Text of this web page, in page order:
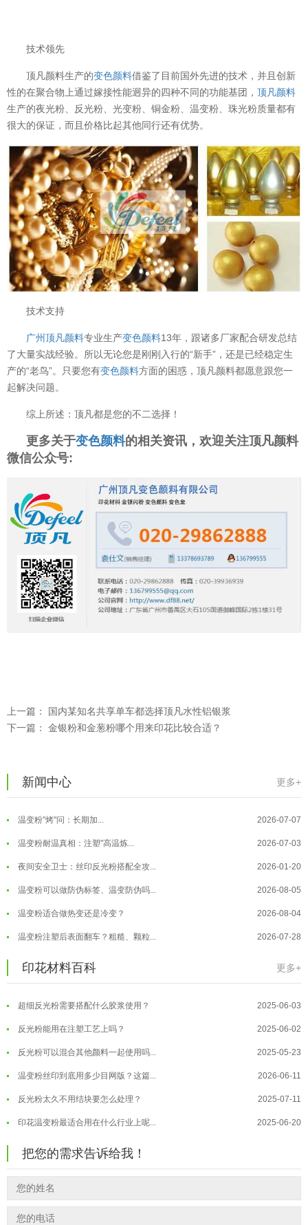
技术领先
顶凡颜料生产的变色颜料借鉴了目前国外先进的技术，并且创新
性的在聚合物上通过嫁接性能迥异的四种不同的功能基团， 顶凡颜料
生产的夜光粉、反光粉、光变粉、铜金粉、温变粉、珠光粉质量都有
很大的保证，而且价格比起其他同行还有优势。
技术支持
广州顶凡颜料专业生产变色颜料13年，跟诸多厂家配合研发总结
了大量实战经验。所以无论您是刚刚入行的“新手”，还是已经稳定生
产的“老鸟”。只要您有变色颜料方面的困惑，顶凡颜料都愿意跟您一
起解决问题。
综上所述：顶凡都是您的不二选择！
更多关于变色颜料的相关资讯，欢迎关注顶凡颜料
微信公众号:
上一篇：
国内某知名共享单车都选择顶凡水性铝银浆
下一篇： 金银粉和金葱粉哪个用来印花比较合适？
新闻中心 更多+
温变粉保质期有多久？开封后如何保...
温变粉到底怕不怕酸碱和酒精？
温变粉"烤"问：长期加... 2026-07-07
温变粉耐温真相：注塑"高温炼... 2026-07-03
夜间安全卫士：丝印反光粉搭配全攻... 2026-01-20
温变粉可以做防伪标签、温变防伪吗... 2026-08-05
温变粉适合做热变还是冷变？ 2026-08-04
温变粉注塑后表面翻车？粗糙、颗粒... 2026-07-28
温变粉"罢工"指南：为... 2026-07-10
温变粉到底怕不怕酸碱和酒精？ 2026-07-09
温变粉"烤"问：长期加... 2026-07-07
温变粉耐温真相：注塑"高温炼... 2026-07-03
夜间安全卫士：丝印反光粉搭配全攻... 2026-01-20
印花材料百科 更多+
外墙涂料中怎么添加反光粉使用？
超细反光粉需要搭配什么胶浆使用？ 2025-06-03
反光粉能用在注塑工艺上吗？ 2025-06-02
反光粉可以混合其他颜料一起使用吗... 2025-05-23
温变粉丝印到底用多少目网版？这篇... 2026-06-11
反光粉太久不用结块要怎么处理？ 2025-07-11
印花温变粉最适合用在什么行业上呢... 2025-06-20
反光粉是永久有效的吗？能用多久？
把您的需求告诉给我！